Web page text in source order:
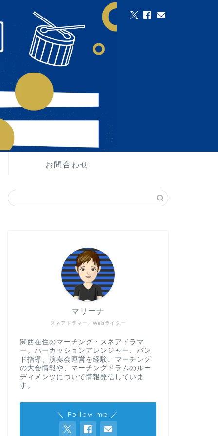
お問合わせ
スネアドラマー、Webライター
マリーナ
関西在住のマーチング・スネアドラマ
ー。パーカッションアレンジャー、バン
ド指導、演奏会運営を経験。マーチング
の大会情報や、マーチングドラムのルー
ディメンツについて情報発信していま
す。
＼ Follow me ／